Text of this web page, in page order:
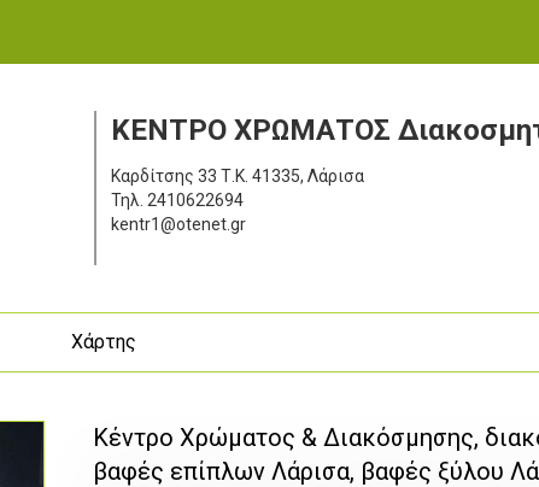
ΚΕΝΤΡΟ ΧΡΩΜΑΤΟΣ
Καρδίτσης 33 Τ.Κ. 41335, Λάρισα
Τηλ. 2410622694
kentr1@otenet.gr
Χάρτης
Κέντρο Χρώματος & Διακόσμησης,
βαφές επίπλων Λάρισα, βαφές ξύλου